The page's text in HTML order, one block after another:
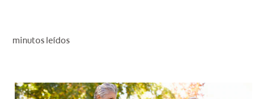
PARA PROFESIONALES
minutos leídos